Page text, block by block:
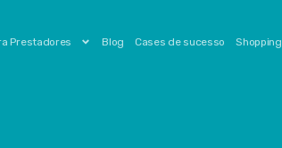
Prestadores Blog Cases de sucesso Shopping